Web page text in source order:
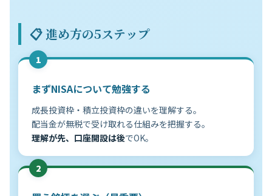
📋 進め方の5ステップ
1
まずNISAについて勉強する
成長投資枠・積立投資枠の違いを理解する。
配当金が無税で受け取れる仕組みを把握する。
理解が先、口座開設は後でOK。
2